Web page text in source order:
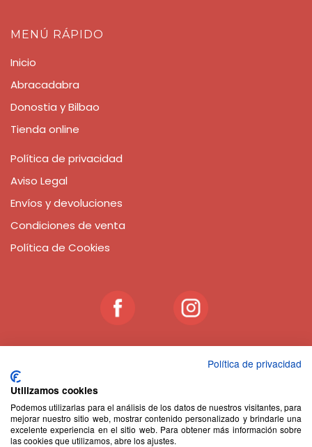
MENÚ RÁPIDO
Inicio
Abracadabra
Donostia y Bilbao
Tienda online
Política de privacidad
Aviso Legal
Envíos y devoluciones
Condiciones de venta
Política de Cookies
JUGUETERÍA CON VALORES
En las tiendas
Abracadabra Bilbao y Donostia- San
Sebastiánencontrarás una amplia y preciosa selección
de juguetes ecológicos de madera, muñecos de trapo con
Política de privacidad
Utilizamos cookies
Podemos utilizarlas para el análisis de los datos de nuestros visitantes, para
mejorar nuestro sitio web, mostrar contenido personalizado y brindarle una
excelente experiencia en el sitio web. Para obtener más información sobre
las cookies que utilizamos, abre los ajustes.